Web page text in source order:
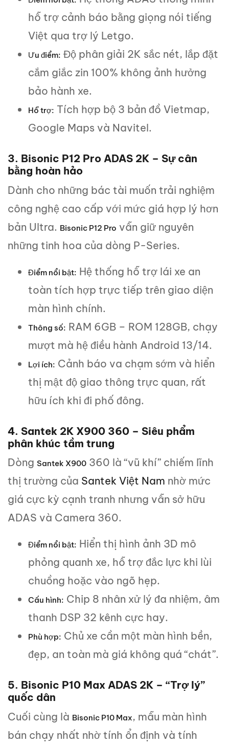
hỗ trợ cảnh báo bằng giọng nói tiếng
Việt qua trợ lý Letgo.
Ưu điểm: Độ phân giải 2K sắc nét, lắp đặt
cắm giắc zin 100% không ảnh hưởng
bảo hành xe.
Hỗ trợ: Tích hợp bộ 3 bản đồ Vietmap,
Google Maps và Navitel.
3. Bisonic P12 Pro ADAS 2K – Sự cân
bằng hoàn hảo
Dành cho những bác tài muốn trải nghiệm
công nghệ cao cấp với mức giá hợp lý hơn
bản Ultra. Bisonic P12 Pro vẫn giữ nguyên
những tinh hoa của dòng P-Series.
Điểm nổi bật: Hệ thống hỗ trợ lái xe an
toàn tích hợp trực tiếp trên giao diện
màn hình chính.
Thông số: RAM 6GB – ROM 128GB, chạy
mượt mà hệ điều hành Android 13/14.
Lợi ích: Cảnh báo va chạm sớm và hiển
thị mật độ giao thông trực quan, rất
hữu ích khi đi phố đông.
4. Santek 2K X900 360 – Siêu phẩm
phân khúc tầm trung
Dòng Santek X900 360 là “vũ khí” chiếm lĩnh
thị trường của Santek Việt Nam nhờ mức
giá cực kỳ cạnh tranh nhưng vẫn sở hữu
ADAS và Camera 360.
Điểm nổi bật: Hiển thị hình ảnh 3D mô
phỏng quanh xe, hỗ trợ đắc lực khi lùi
chuồng hoặc vào ngõ hẹp.
Cấu hình: Chip 8 nhân xử lý đa nhiệm, âm
thanh DSP 32 kênh cực hay.
Phù hợp: Chủ xe cần một màn hình bền,
đẹp, an toàn mà giá không quá “chát”.
5. Bisonic P10 Max ADAS 2K – “Trợ lý”
quốc dân
Cuối cùng là Bisonic P10 Max, mẫu màn hình
bán chạy nhất nhờ tính ổn định và tính